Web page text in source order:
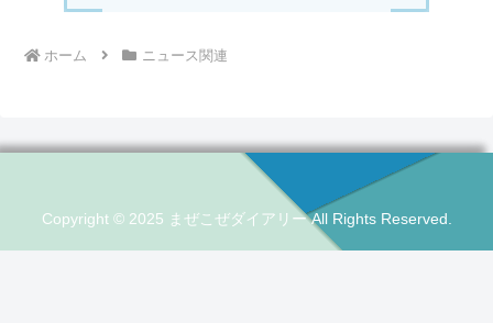
ホーム ニュース関連
Copyright © 2025 まぜこぜダイアリー All Rights Reserved.